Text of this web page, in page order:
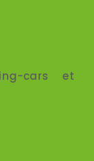
cars et